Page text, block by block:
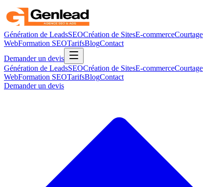
Génération de LeadsSEOCréation de SitesE-commerceCourtage
WebFormation SEOTarifsBlogContact
Demander un devis
Génération de LeadsSEOCréation de SitesE-commerceCourtage
WebFormation SEOTarifsBlogContact
Demander un devis